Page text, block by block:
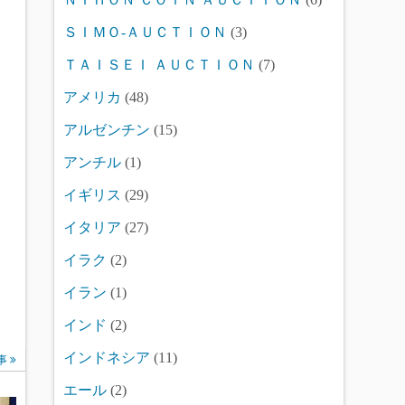
ＳＩＭＯ-ＡＵＣＴＩＯＮ (3)
ＴＡＩＳＥＩ ＡＵＣＴＩＯＮ (7)
アメリカ (48)
アルゼンチン (15)
アンチル (1)
イギリス (29)
イタリア (27)
イラク (2)
イラン (1)
インド (2)
インドネシア (11)
エール (2)